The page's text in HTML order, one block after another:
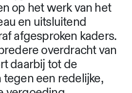
op het werk van het
en uitsluitend
afgesproken kaders.
overdracht van
daarbij tot de
een redelijke,